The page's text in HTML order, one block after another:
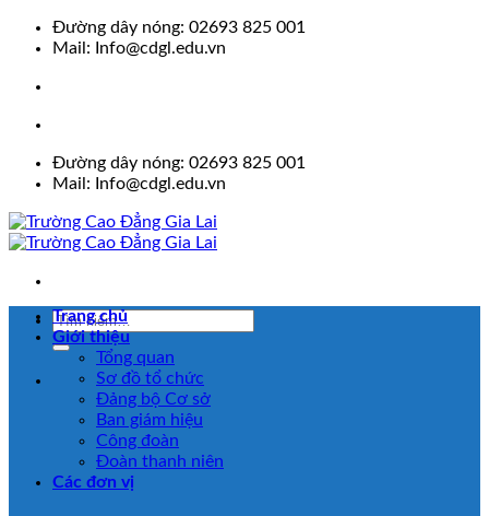
Skip
Đường dây nóng: 02693 825 001
Mail: Info@cdgl.edu.vn
Đường dây nóng: 02693 825 001
Mail: Info@cdgl.edu.vn
Trang chủ
Giới thiệu
Tổng quan
Sơ đồ tổ chức
Đảng bộ Cơ sở
Ban giám hiệu
Công đoàn
Đoàn thanh niên
Các đơn vị